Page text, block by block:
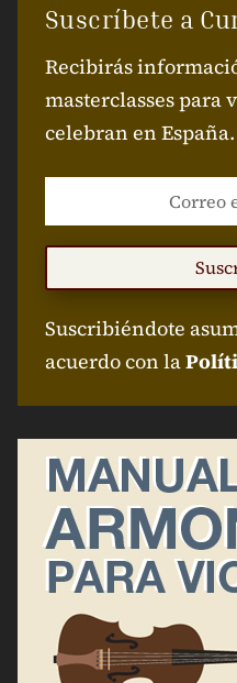
Suscríbete a
Recibirás
masterclasses para
celebran en España.
Suscribiéndote
acuerdo con la